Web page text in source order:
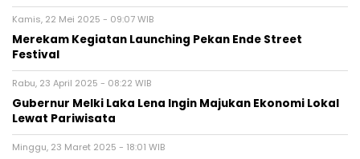
Kamis, 22 Mei 2025 - 09:07 WIB
Merekam Kegiatan Launching Pekan Ende Street
Festival
Rabu, 23 April 2025 - 08:22 WIB
Gubernur Melki Laka Lena Ingin Majukan Ekonomi Lokal
Lewat Pariwisata
Minggu, 23 Maret 2025 - 18:01 WIB